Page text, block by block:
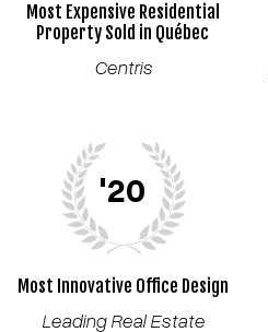
Most Expensive Residential
Property Sold in Québec
Centris
'20
Most Innovative Office Design
Leading Real Estate